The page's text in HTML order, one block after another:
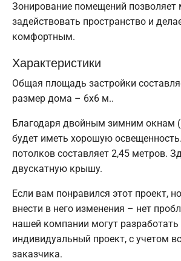
Зонирование помещений
задействовать пространство и
комфортным.
Характеристики
Общая площадь застройки
размер дома – 6х6 м..
Благодаря двойным зимним окнам
будет иметь хорошую
потолков составляет 2,45 метров.
двускатную крышу.
Если вам понравился этот проект,
внести в него изменения – нет
нашей компании могут разработать
индивидуальный проект, с учетом
заказчика.